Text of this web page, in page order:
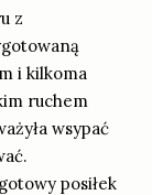
z
i kilkoma
ruchem
wsypać
posiłek